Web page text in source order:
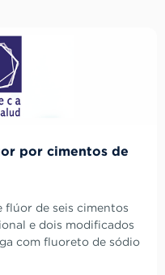
por cimentos de
flúor de seis cimentos
e dois modificados
com fluoreto de sódio